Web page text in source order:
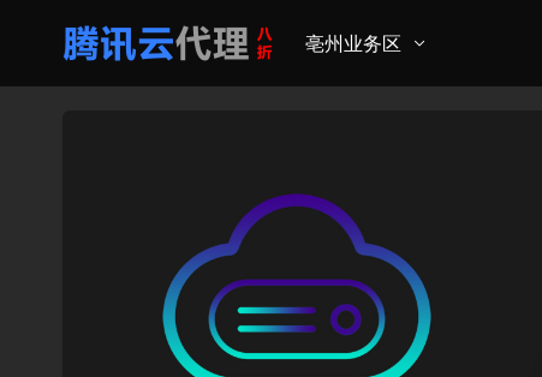
亳州业务区